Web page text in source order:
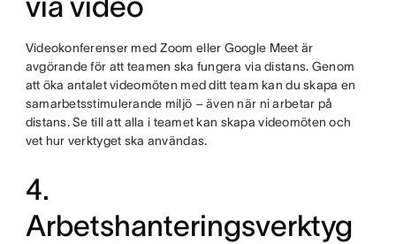
via video
Videokonferenser med Zoom eller Google Meet är
avgörande för att teamen ska fungera via distans. Genom
att öka antalet videomöten med ditt team kan du skapa en
samarbetsstimulerande miljö – även när ni arbetar på
distans. Se till att alla i teamet kan skapa videomöten och
vet hur verktyget ska användas.
4.
Arbetshanteringsverktyg